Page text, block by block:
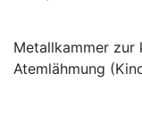
News
Metallkammer zur
Atemlähmung